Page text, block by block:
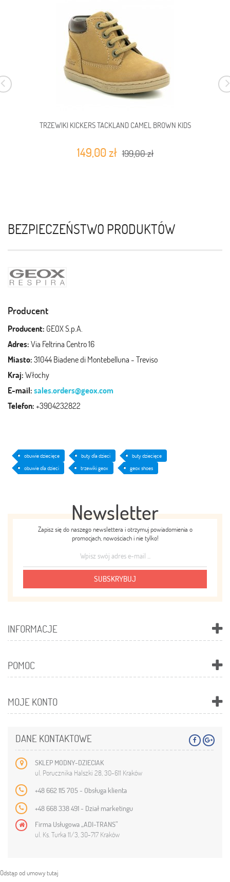
TRZEWIKI KICKERS TACKLAND CAMEL BROWN KIDS
149,00 zł 199,00 zł
BEZPIECZEŃSTWO PRODUKTÓW
Producent
Producent: GEOX S.p.A.
Adres:Via Feltrina Centro 16
Miasto:31044 Biadene di Montebelluna - Treviso
Kraj:Włochy
E-mail:sales.orders@geox.com
Telefon:+3904232822
obuwie dziecięce buty dla dzieci
buty dziecięce
obuwie dla dzieci
trzewiki geox geox shoes
Newsletter
Zapisz się do naszego newslettera i otrzymuj powiadomienia o
promocjach, nowościach i nie tylko!
SUBSKRYBUJ
INFORMACJE
POMOC
MOJE KONTO
DANE KONTAKTOWE
SKLEP MODNY-DZIECIAK
ul. Porucznika Halszki 28, 30-611 Kraków
+48 662 115 705 - Obsługa klienta
+48 668 338 491 - Dział marketingu
Firma Usługowa „ADI-TRANS”
ul. Ks. Turka 11/3, 30-717 Kraków
Odstąp od umowy tutaj